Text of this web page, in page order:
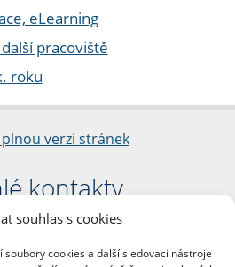
souhlas s cookies
cookies a další sledovací nástroje
eLearning
pracoviště
roku
verzi stránek
kontakty
fakulta
Palacha 1/2